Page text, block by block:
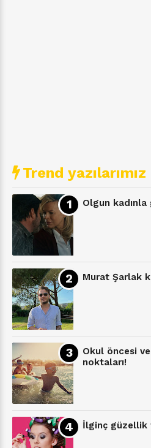
Trend yazılarımız
Olgun
Murat Şarlak
Okul öncesi
noktaları!
İlginç güzellik